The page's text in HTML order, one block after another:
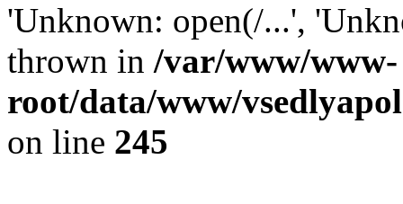
'Unknown: open(/...',
thrown in /var/www/www-
root/data/www/
on line 245